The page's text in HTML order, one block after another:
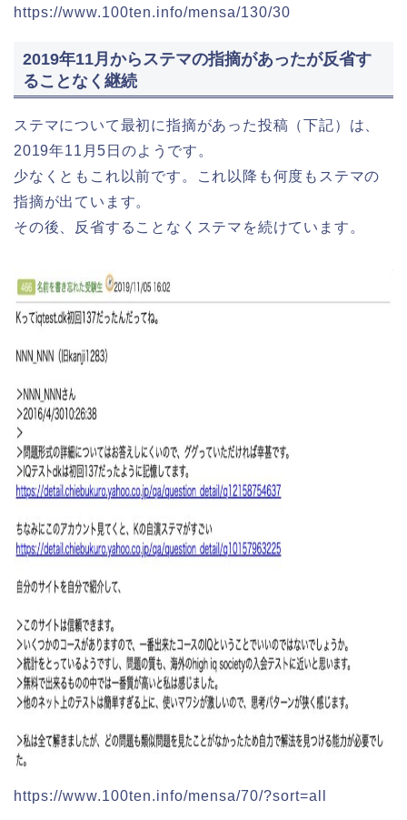
https://www.100ten.info/mensa/130/30
2019年11月からステマの指摘があったが反省す
ることなく継続
ステマについて最初に指摘があった投稿（下記）は、
2019年11月5日のようです。
少なくともこれ以前です。これ以降も何度もステマの
指摘が出ています。
その後、反省することなくステマを続けています。
https://www.100ten.info/mensa/70/?sort=all